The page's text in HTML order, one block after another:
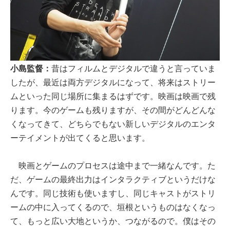
小島監督： 昔はフィルムとデジタルで違うと言っていま
したが、最近は両方デジタルになって、将来はストリー
ムといった同じ場所に集まるはずです。映画は映画で残
ります。今のゲームも残りますが、その間がどんどんな
くなってきて、どちらでもない新しいデジタルのエンタ
ーテイメントが出てくると思います。
映画とゲームのプロセスは途中まで一緒なんです。た
だ、ゲームの最終出力はインタラクティブというだけな
んです。同じ技術も使いますし、同じキャストがストリ
ームの中に入ってくるので、垣根というものはなくなっ
て、もっと広い大地というか、つながるので。僕はその